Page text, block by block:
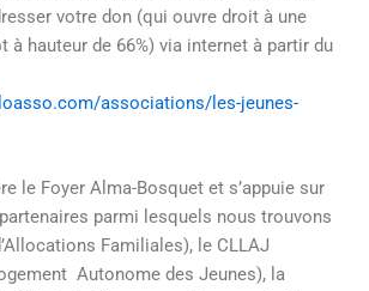
votre don (qui ouvre droit à une
à hauteur de 66%) via internet à partir du
associations/les-jeunes-
le Foyer Alma-Bosquet et s’appuie sur
parmi lesquels nous trouvons
Familiales), le CLLAJ
Autonome des Jeunes), la